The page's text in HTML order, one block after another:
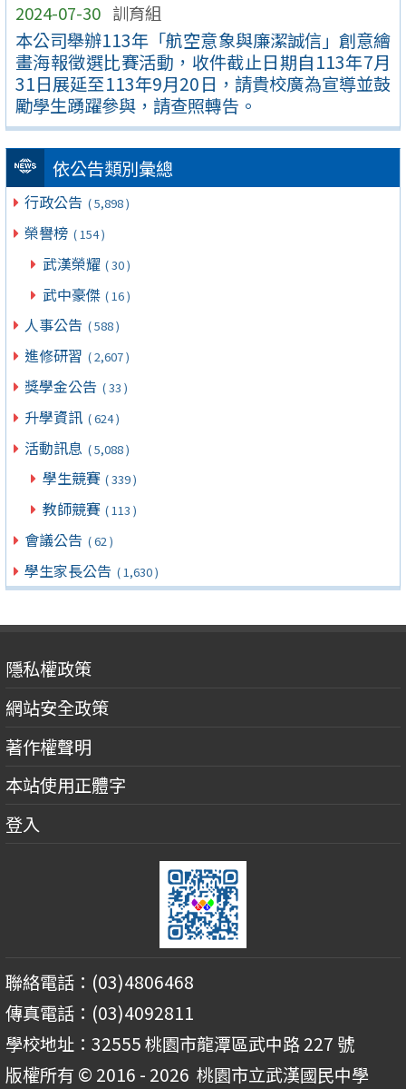
2024-07-30 訓育組
本公司舉辦113年「航空意象與廉潔誠信」創意繪
畫海報徵選比賽活動，收件截止日期自113年7月
31日展延至113年9月20日，請貴校廣為宣導並鼓
勵學生踴躍參與，請查照轉告。
依公告類別彙總
行政公告 ( 5,898 )
榮譽榜 ( 154 )
武漢榮耀 ( 30 )
武中豪傑 ( 16 )
人事公告 ( 588 )
進修研習 ( 2,607 )
獎學金公告 ( 33 )
升學資訊 ( 624 )
活動訊息 ( 5,088 )
學生競賽 ( 339 )
教師競賽 ( 113 )
會議公告 ( 62 )
學生家長公告 ( 1,630 )
隱私權政策
網站安全政策
著作權聲明
本站使用正體字
登入
聯絡電話：(03)4806468
傳真電話：(03)4092811
學校地址：32555 桃園市龍潭區武中路 227 號
版權所有 © 2016 - 2026 桃園市立武漢國民中學